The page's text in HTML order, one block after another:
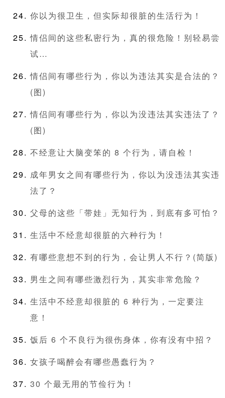
你以为很卫生，但实际却很脏的生活行为！
情侣间的这些私密行为，真的很危险！别轻易尝
试…
情侣间有哪些行为，你以为违法其实是合法的？
(图)
情侣间有哪些行为，你以为没违法其实违法了？
(图)
不经意让大脑变笨的 8 个行为，请自检！
成年男女之间有哪些行为，你以为没违法其实违
法了？
父母的这些「带娃」无知行为，到底有多可怕？
生活中不经意却很脏的六种行为！
有哪些意想不到的行为，会让男人不行？(简版)
男生之间有哪些激烈行为，其实非常危险？
生活中不经意却很脏的 6 种行为，一定要注
意！
饭后 6 个不良行为很伤身体，你有没有中招？
女孩子喝醉会有哪些愚蠢行为？
30 个最无用的节俭行为！